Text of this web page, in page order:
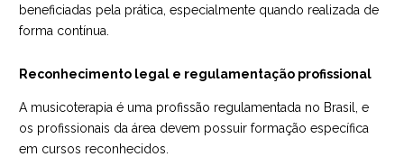
beneficiadas pela prática, especialmente quando realizada de
forma contínua.
Reconhecimento legal e regulamentação profissional
A musicoterapia é uma profissão regulamentada no Brasil, e
os profissionais da área devem possuir formação específica
em cursos reconhecidos.